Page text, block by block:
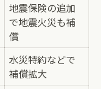
地震保険の追加
で地震火災も補
償
水災特約などで
補償拡大